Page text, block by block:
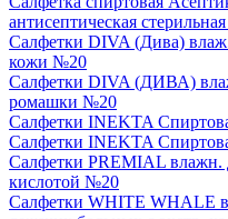
антисептическая
Салфетки DIVA (Дива)
кожи №20
Салфетки DIVA (ДИВА)
ромашки №20
Салфетки INEKTA
Салфетки INEKTA
Салфетки PREMIAL
кислотой №20
Салфетки WHITE WHALE